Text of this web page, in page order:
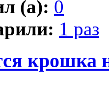
(а): 0
1 раз
крошка